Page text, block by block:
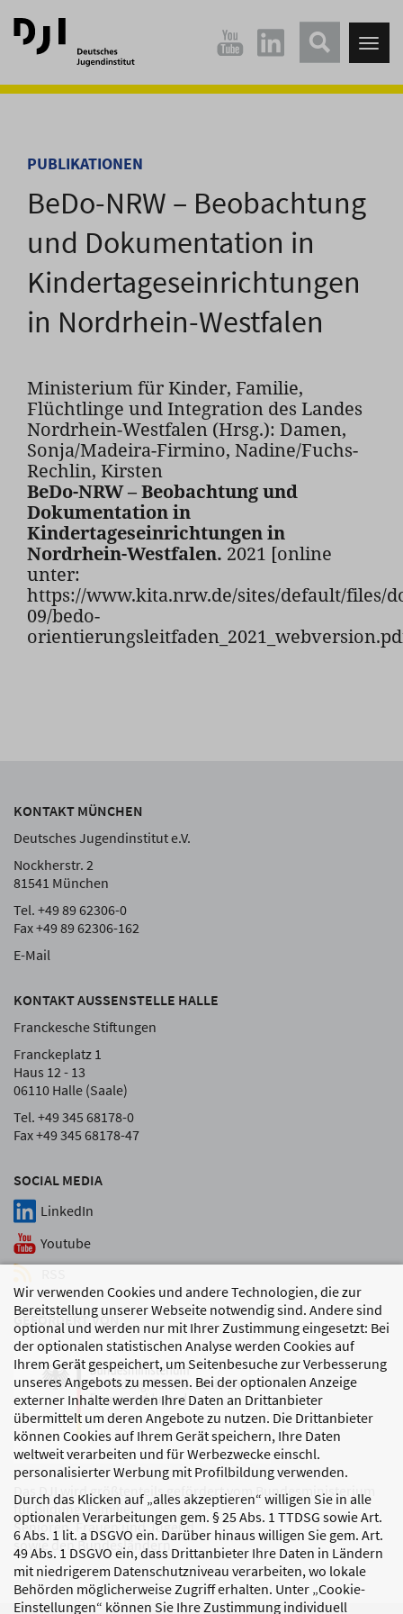
Direkt
zum
Hauptinhalt
Direkt
zum
Hauptmenü
Wir verwenden Cookies und andere Technologien, die zur
Bereitstellung unserer Webseite notwendig sind. Andere sind
optional und werden nur mit Ihrer Zustimmung eingesetzt: Bei
der optionalen statistischen Analyse werden Cookies auf
Ihrem Gerät gespeichert, um Seitenbesuche zur Verbesserung
unseres Angebots zu messen. Bei der optionalen Anzeige
externer Inhalte werden Ihre Daten an Drittanbieter
übermittelt um deren Angebote zu nutzen. Die Drittanbieter
können Cookies auf Ihrem Gerät speichern, Ihre Daten
weltweit verarbeiten und für Werbezwecke einschl.
personalisierter Werbung mit Profilbildung verwenden.
Durch das Klicken auf „alles akzeptieren“ willigen Sie in alle
optionalen Verarbeitungen gem. § 25 Abs. 1 TTDSG sowie Art.
6 Abs. 1 lit. a DSGVO ein. Darüber hinaus willigen Sie gem. Art.
49 Abs. 1 DSGVO ein, dass Drittanbieter Ihre Daten in Ländern
mit niedrigerem Datenschutzniveau verarbeiten, wo lokale
Behörden möglicherweise Zugriff erhalten. Unter „Cookie-
Einstellungen“ können Sie Ihre Zustimmung individuell
PUBLIKATIONEN
BeDo-NRW – Beobachtung
und Dokumentation in
Kindertageseinrichtungen
in Nordrhein-Westfalen
Ministerium für Kinder, Familie,
Flüchtlinge und Integration des Landes
Nordrhein-Westfalen (Hrsg.): Damen,
Sonja/Madeira-Firmino, Nadine/Fuchs-
Rechlin, Kirsten
BeDo-NRW – Beobachtung und
Dokumentation in
Kindertageseinrichtungen in
Nordrhein-Westfalen. 2021 [online
unter:
https://www.kita.nrw.de/sites/default/files/
09/bedo-
SOCIAL MEDIA
LinkedIn
Youtube
KONTAKT MÜNCHEN
Deutsches Jugendinstitut e.V.
Nockherstr. 2
81541 München
Tel. +49 89 62306-0
Fax +49 89 62306-162
E-Mail
KONTAKT AUSSENSTELLE HALLE
Franckesche Stiftungen
Franckeplatz 1
Haus 12 - 13
06110 Halle (Saale)
Tel. +49 345 68178-0
Fax +49 345 68178-47
GEFÖRDERT VON
Das DJI wird größtenteils gefördert vom Bundesministerium
für Bildung, Familie,
Senioren, Frauen und Jugend
sowie den Bundesländern.